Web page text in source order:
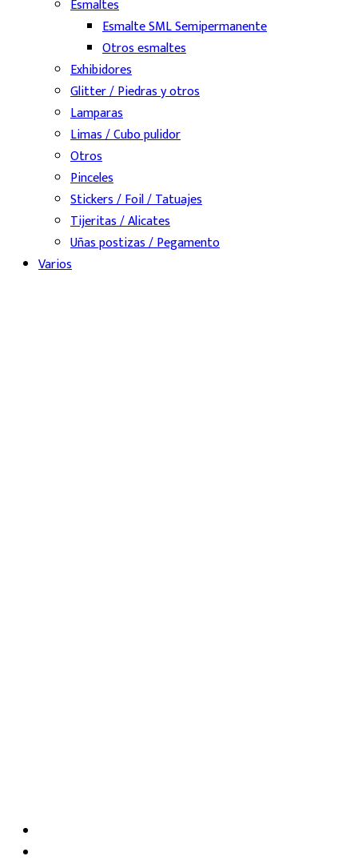
Esmaltes
Esmalte SML Semipermanente
Otros esmaltes
Exhibidores
Glitter / Piedras y otros
Lamparas
Limas / Cubo pulidor
Otros
Pinceles
Stickers / Foil / Tatuajes
Tijeritas / Alicates
Uñas postizas / Pegamento
Varios